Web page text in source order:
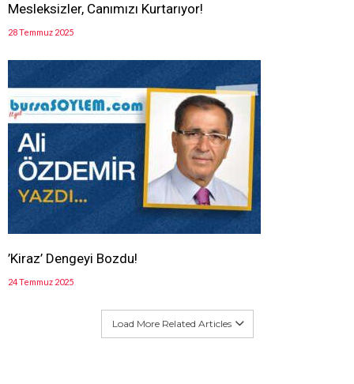
Mesleksizler, Canımızı Kurtarıyor!
28 Temmuz 2025
’Kiraz’ Dengeyi Bozdu!
24 Temmuz 2025
Load More Related Articles